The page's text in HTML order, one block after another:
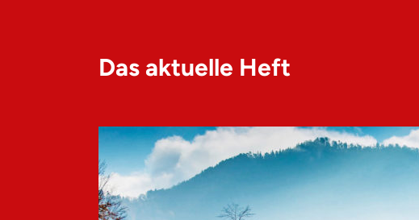
Das aktuelle Heft